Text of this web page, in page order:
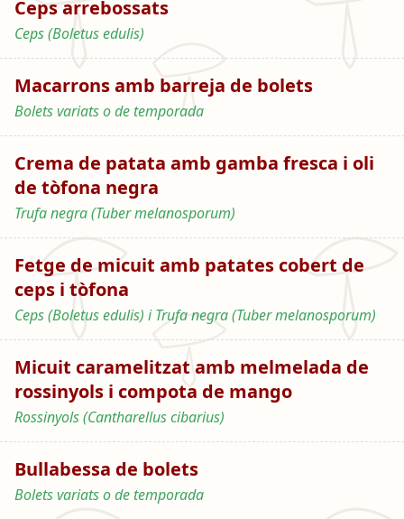
Ceps arrebossats
Ceps (Boletus edulis)
Macarrons amb barreja de bolets
Bolets variats o de temporada
Crema de patata amb gamba fresca i oli
de tòfona negra
Trufa negra (Tuber melanosporum)
Fetge de micuit amb patates cobert de
ceps i tòfona
Ceps (Boletus edulis) i Trufa negra (Tuber melanosporum)
Micuit caramelitzat amb melmelada de
rossinyols i compota de mango
Rossinyols (Cantharellus cibarius)
Bullabessa de bolets
Bolets variats o de temporada